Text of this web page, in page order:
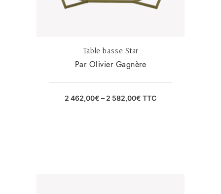
Table basse Star
Par Olivier Gagnère
2 462,00€ – 2 582,00€ TTC